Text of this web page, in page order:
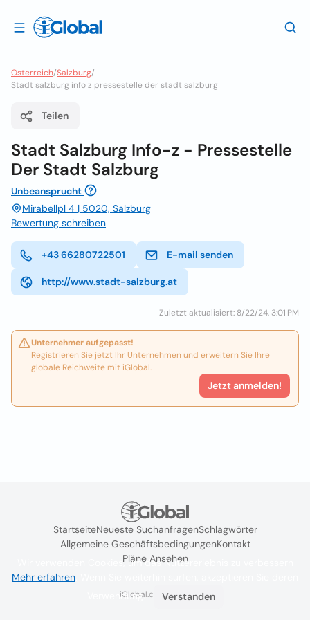
Osterreich/Salzburg/
Stadt salzburg info z pressestelle der stadt salzburg
Teilen
Stadt Salzburg Info-z - Pressestelle
Der Stadt Salzburg
Unbeansprucht
Mirabellpl 4 | 5020, Salzburg
Bewertung schreiben
+43 66280722501 E-mail senden
http://www.stadt-salzburg.at
Zuletzt aktualisiert: 8/22/24, 3:01 PM
Unternehmer aufgepasst!
Registrieren Sie jetzt Ihr Unternehmen und erweitern Sie Ihre
globale Reichweite mit iGlobal.
Jetzt anmelden!
StartseiteNeueste SuchanfragenSchlagwörter
Allgemeine GeschäftsbedingungenKontakt
Pläne Ansehen
iGlobal.co @ 2024
Wir verwenden Cookies, um das Nutzererlebnis zu verbessern
Mehr erfahren
Verwendung.
Verstanden